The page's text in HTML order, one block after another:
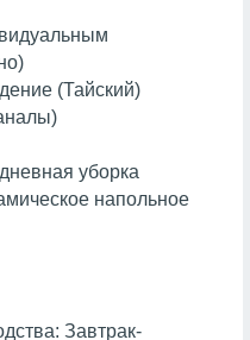
(Тайский)
уборка
напольное
Завтрак-